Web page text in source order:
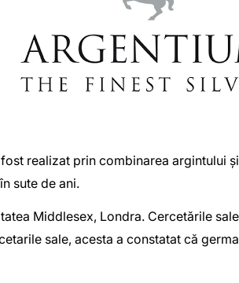
realizat prin combinarea argintului
sute de ani.
Middlesex, Londra. Cercetările
sale, acesta a constatat că